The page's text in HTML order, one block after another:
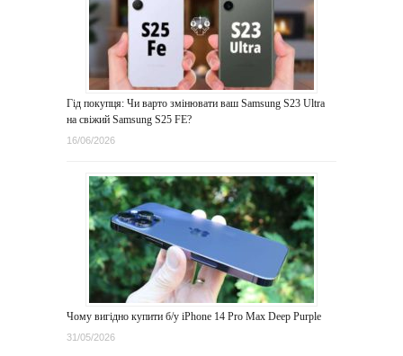
Гід покупця: Чи варто змінювати ваш Samsung S23 Ultra
на свіжий Samsung S25 FE?
16/06/2026
Чому вигідно купити б/у iPhone 14 Pro Max Deep Purple
31/05/2026